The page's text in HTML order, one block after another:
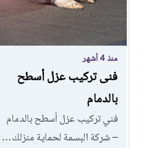
منذ 4 أشهر
فنى تركيب عزل أسطح
بالدمام
فني تركيب عزل أسطح بالدمام
– شركة البسمة لحماية منزلك…